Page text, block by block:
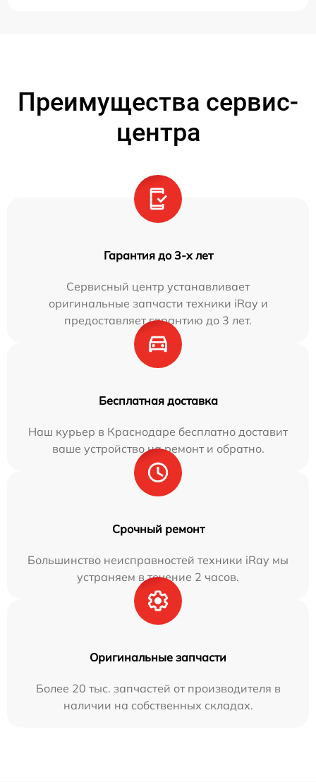
Преимущества сервис-
центра
Гарантия до 3-х лет
Сервисный центр устанавливает
оригинальные запчасти техники iRay и
предоставляет гарантию до 3 лет.
Бесплатная доставка
Наш курьер в Краснодаре бесплатно доставит
ваше устройство на ремонт и обратно.
Срочный ремонт
Большинство неисправностей техники iRay мы
устраняем в течение 2 часов.
Оригинальные запчасти
Более 20 тыс. запчастей от производителя в
наличии на собственных складах.